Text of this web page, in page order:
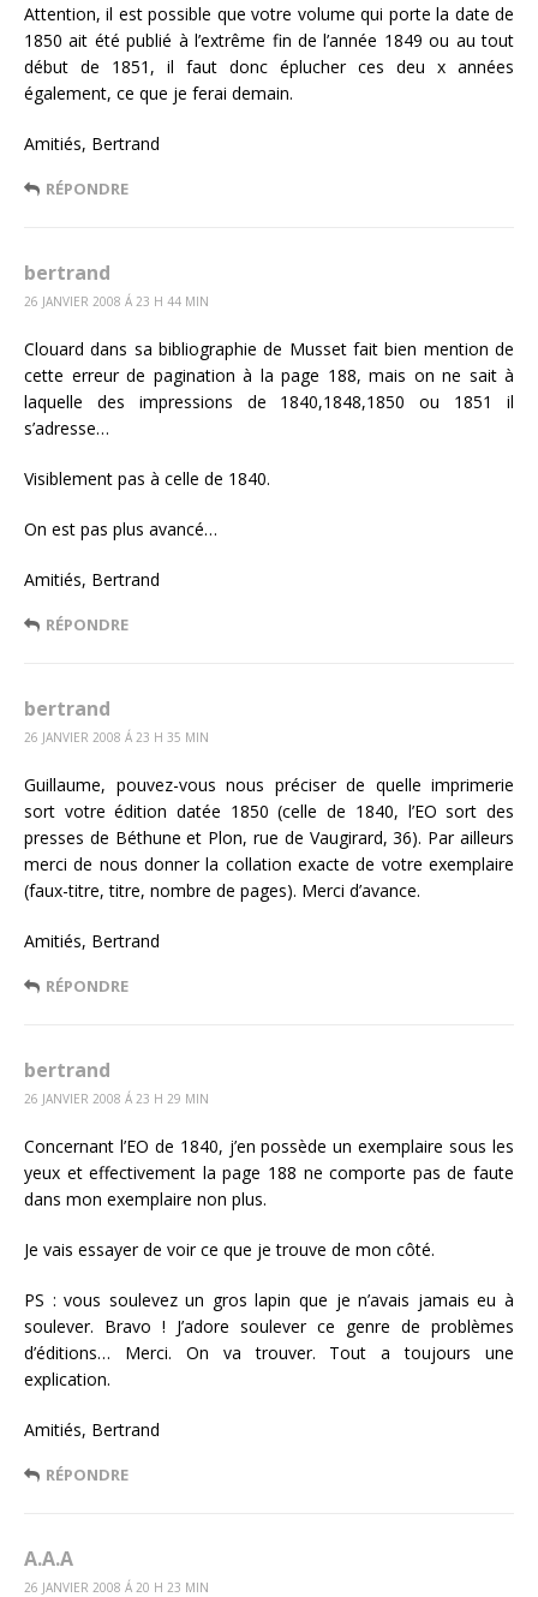
Attention, il est possible que votre volume qui porte la date de
1850 ait été publié à l’extrême fin de l’année 1849 ou au tout
début de 1851, il faut donc éplucher ces deu x années
également, ce que je ferai demain.
Amitiés, Bertrand
RÉPONDRE
bertrand
26 JANVIER 2008 Á 23 H 44 MIN
Clouard dans sa bibliographie de Musset fait bien mention de
cette erreur de pagination à la page 188, mais on ne sait à
laquelle des impressions de 1840,1848,1850 ou 1851 il
s’adresse…
Visiblement pas à celle de 1840.
On est pas plus avancé…
Amitiés, Bertrand
RÉPONDRE
bertrand
26 JANVIER 2008 Á 23 H 35 MIN
Guillaume, pouvez-vous nous préciser de quelle imprimerie
sort votre édition datée 1850 (celle de 1840, l’EO sort des
presses de Béthune et Plon, rue de Vaugirard, 36). Par ailleurs
merci de nous donner la collation exacte de votre exemplaire
(faux-titre, titre, nombre de pages). Merci d’avance.
Amitiés, Bertrand
RÉPONDRE
bertrand
26 JANVIER 2008 Á 23 H 29 MIN
Concernant l’EO de 1840, j’en possède un exemplaire sous les
yeux et effectivement la page 188 ne comporte pas de faute
dans mon exemplaire non plus.
Je vais essayer de voir ce que je trouve de mon côté.
PS : vous soulevez un gros lapin que je n’avais jamais eu à
soulever. Bravo ! J’adore soulever ce genre de problèmes
d’éditions… Merci. On va trouver. Tout a toujours une
explication.
Amitiés, Bertrand
RÉPONDRE
A.A.A
26 JANVIER 2008 Á 20 H 23 MIN